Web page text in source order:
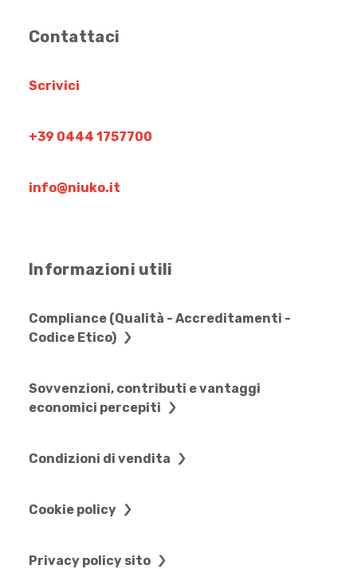
Contattaci
Scrivici
+39 0444 1757700
info@niuko.it
Informazioni utili
Compliance (Qualità - Accreditamenti -
Codice Etico)
Sovvenzioni, contributi e vantaggi
economici percepiti
Condizioni di vendita
Cookie policy
Privacy policy sito